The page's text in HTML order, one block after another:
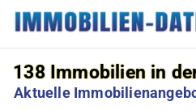
138Immobilien in
Aktuelle